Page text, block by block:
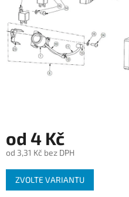
od 4 Kč
od 3,31 Kč bez DPH
Měrná
cena:
ZVOLTE VARIANTU